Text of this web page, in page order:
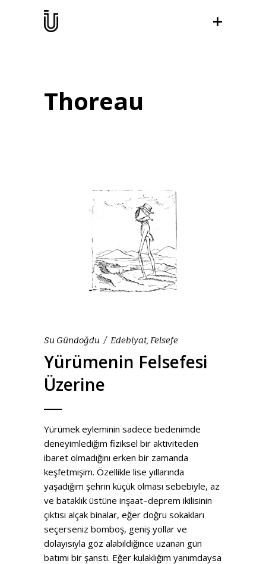
Thoreau
Su Gündoğdu Edebiyat, Felsefe
Yürümenin Felsefesi
Üzerine
Yürümek eyleminin sadece bedenimde
deneyimlediğim fiziksel bir aktiviteden
ibaret olmadığını erken bir zamanda
keşfetmişim. Özellikle lise yıllarında
yaşadığım şehrin küçük olması sebebiyle, az
ve bataklık üstüne inşaat–deprem ikilisinin
çıktısı alçak binalar, eğer doğru sokakları
seçerseniz bomboş, geniş yollar ve
dolayısıyla göz alabildiğince uzanan gün
batımı bir şanstı. Eğer kulaklığım yanımdaysa